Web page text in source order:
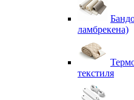
ламбрекена)
текстиля